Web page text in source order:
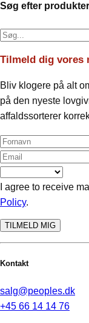
Søg efter produkter
Tilmeld dig vores
Bliv klogere på alt
på den nyeste
affaldssorterer
I agree to receive
Policy.
TILMELD MIG
Kontakt
salg@peoples.dk
+45 66 14 14 76